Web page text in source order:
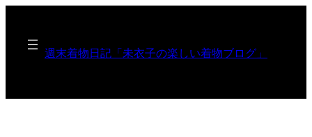
週末着物日記「未衣子の楽しい着物ブログ」